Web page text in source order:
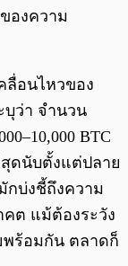
องความ
อนไหวของ
บุว่า จำนวน
BTC
ดนับตั้งแต่ปลาย
กบ่งชี้ถึงความ
ต แม้ต้องระวัง
พร้อมกัน ตลาดก็